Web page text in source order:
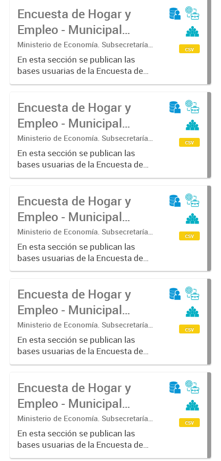
Encuesta de Hogar y
Empleo - Municipal
(EHE-M) - Viamonte
Ministerio de Economía. Subsecretaría
de Coordinación Económica y
Estadística. Dirección Provincial de
Estadística.
En esta sección se publican las
bases usuarias de la Encuesta de
Hogar y Empleo - Municipal (EHE-
csv
Encuesta de Hogar y
Empleo - Municipal
(EHE-M) - Morón
Ministerio de Economía. Subsecretaría
de Coordinación Económica y
Estadística. Dirección Provincial de
Estadística.
En esta sección se publican las
bases usuarias de la Encuesta de
Hogar y Empleo - Municipal (EHE-
csv
Encuesta de Hogar y
Empleo - Municipal
(EHE-M) - Lanús
Ministerio de Economía. Subsecretaría
de Coordinación Económica y
Estadística. Dirección Provincial de
Estadística.
En esta sección se publican las
bases usuarias de la Encuesta de
Hogar y Empleo - Municipal (EHE-
csv
Encuesta de Hogar y
Empleo - Municipal
(EHE-M) - Junín
Ministerio de Economía. Subsecretaría
de Coordinación Económica y
Estadística. Dirección Provincial de
Estadística.
En esta sección se publican las
bases usuarias de la Encuesta de
Hogar y Empleo - Municipal (EHE-
csv
Encuesta de Hogar y
Empleo - Municipal
(EHE-M) - Escobar
Ministerio de Economía. Subsecretaría
de Coordinación Económica y
Estadística. Dirección Provincial de
Estadística.
En esta sección se publican las
bases usuarias de la Encuesta de
Hogar y Empleo - Municipal (EHE-
csv